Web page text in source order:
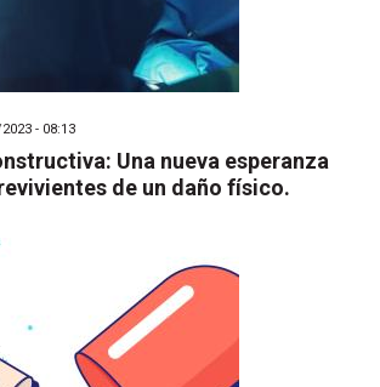
- 08:13
Una nueva esperanza
de un daño físico.